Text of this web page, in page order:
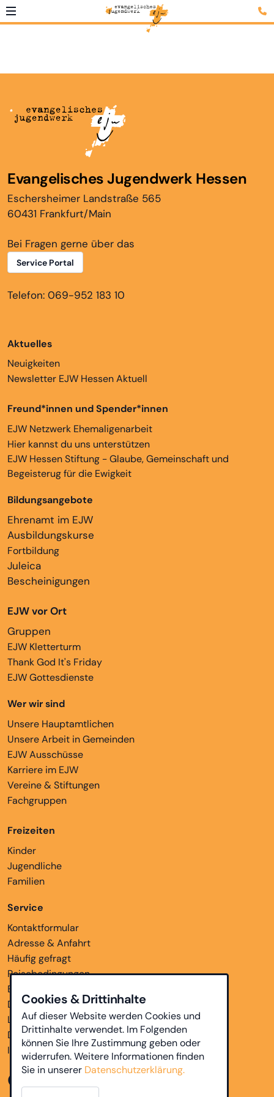
Evangelisches Jugendwerk Hessen
Eschersheimer Landstraße 565
60431 Frankfurt/Main
Bei Fragen gerne über das
Service Portal
Telefon: 069-952 183 10
Aktuelles
Neuigkeiten
Newsletter EJW Hessen Aktuell
Freund*innen und Spender*innen
EJW Netzwerk Ehemaligenarbeit
Hier kannst du uns unterstützen
EJW Hessen Stiftung - Glaube, Gemeinschaft und
Begeisterug für die Ewigkeit
Bildungsangebote
Ehrenamt im EJW
Ausbildungskurse
Fortbildung
Juleica
Bescheinigungen
EJW vor Ort
Gruppen
EJW Kletterturm
Thank God It's Friday
EJW Gottesdienste
Wer wir sind
Unsere Hauptamtlichen
Unsere Arbeit in Gemeinden
EJW Ausschüsse
Karriere im EJW
Vereine & Stiftungen
Fachgruppen
Freizeiten
Kinder
Jugendliche
Familien
Service
Kontaktformular
Adresse & Anfahrt
Häufig gefragt
Reisebedingungen
Bankverbindungen
Downloads
Links
Datenschutz
Impressum
Cookies & Drittinhalte
Auf dieser Website werden Cookies und
Drittinhalte verwendet. Im Folgenden
können Sie Ihre Zustimmung geben oder
widerrufen. Weitere Informationen finden
Sie in unserer Datenschutzerklärung.